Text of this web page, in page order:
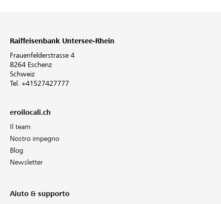
Raiffeisenbank Untersee-Rhein
Frauenfelderstrasse 4
8264 Eschenz
Schweiz
Tel. +41527427777
eroilocali.ch
Il team
Nostro impegno
Blog
Newsletter
Aiuto & supporto